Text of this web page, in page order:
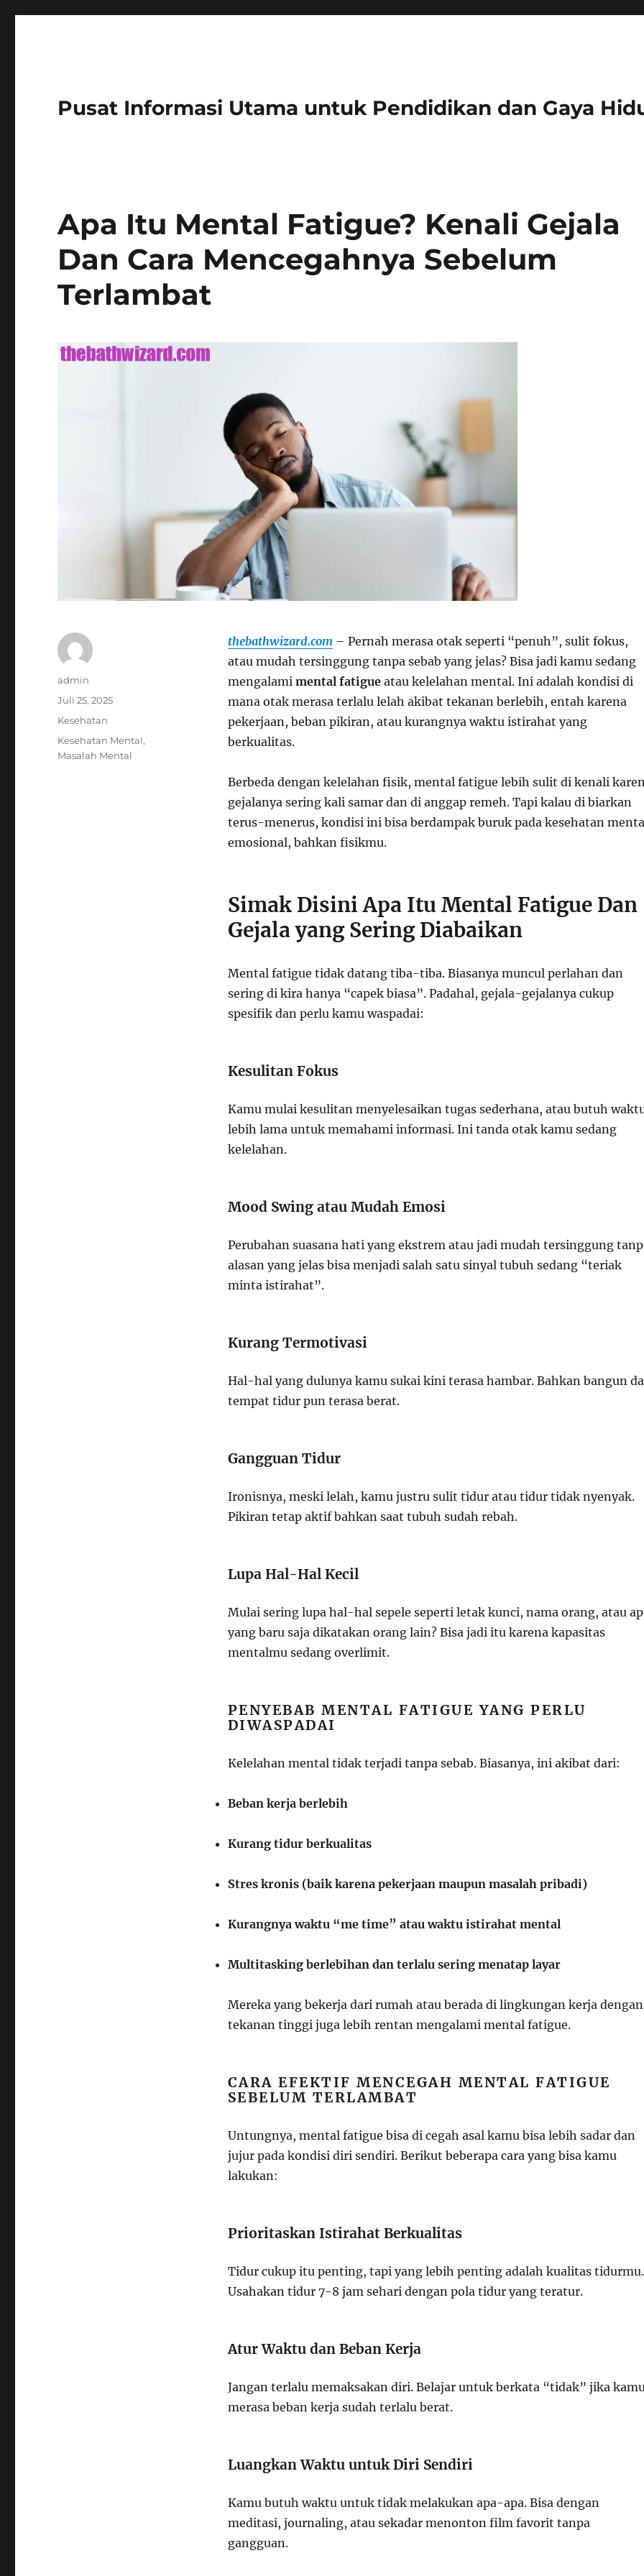
Pusat Informasi Utama untuk Pendidikan dan Gaya
Apa Itu Mental Fatigue? Kenali Gejala
Dan Cara Mencegahnya Sebelum
Terlambat
thebathwizard.com– Pernah merasa otak seperti “penuh”, sulit fokus,
atau mudah tersinggung tanpa sebab yang jelas? Bisa jadi kamu sedang
mengalami mental fatigueatau kelelahan mental. Ini adalah kondisi di
mana otak merasa terlalu lelah akibat tekanan berlebih, entah karena
pekerjaan, beban pikiran, atau kurangnya waktu istirahat yang
berkualitas.
Berbeda dengan kelelahan fisik, mental fatigue lebih sulit di kenali
gejalanya sering kali samar dan di anggap remeh. Tapi kalau di biarkan
terus-menerus, kondisi ini bisa berdampak buruk pada kesehatan
emosional, bahkan fisikmu.
Simak Disini Apa Itu Mental Fatigue Dan
Gejala yang Sering Diabaikan
Mental fatigue tidak datang tiba-tiba. Biasanya muncul perlahan dan
sering di kira hanya “capek biasa”. Padahal, gejala-gejalanya cukup
spesifik dan perlu kamu waspadai:
Kesulitan Fokus
Kamu mulai kesulitan menyelesaikan tugas sederhana, atau butuh
lebih lama untuk memahami informasi. Ini tanda otak kamu sedang
kelelahan.
Mood Swing atau Mudah Emosi
Perubahan suasana hati yang ekstrem atau jadi mudah tersinggung
alasan yang jelas bisa menjadi salah satu sinyal tubuh sedang “teriak
minta istirahat”.
Kurang Termotivasi
Hal-hal yang dulunya kamu sukai kini terasa hambar. Bahkan bangun
tempat tidur pun terasa berat.
Gangguan Tidur
Ironisnya, meski lelah, kamu justru sulit tidur atau tidur tidak nyenyak.
Pikiran tetap aktif bahkan saat tubuh sudah rebah.
Lupa Hal-Hal Kecil
Mulai sering lupa hal-hal sepele seperti letak kunci, nama orang, atau
yang baru saja dikatakan orang lain? Bisa jadi itu karena kapasitas
mentalmu sedang overlimit.
PENYEBAB MENTAL FATIGUE YANG PERLU
DIWASPADAI
Kelelahan mental tidak terjadi tanpa sebab. Biasanya, ini akibat dari:
Beban kerja berlebih
Kurang tidur berkualitas
Stres kronis (baik karena pekerjaan maupun masalah pribadi)
Kurangnya waktu “me time” atau waktu istirahat mental
Multitasking berlebihan dan terlalu sering menatap layar
Mereka yang bekerja dari rumah atau berada di lingkungan kerja dengan
tekanan tinggi juga lebih rentan mengalami mental fatigue.
CARA EFEKTIF MENCEGAH MENTAL FATIGUE
SEBELUM TERLAMBAT
Untungnya, mental fatigue bisa di cegah asal kamu bisa lebih sadar dan
jujur pada kondisi diri sendiri. Berikut beberapa cara yang bisa kamu
lakukan:
Prioritaskan Istirahat Berkualitas
Tidur cukup itu penting, tapi yang lebih penting adalah kualitas tidurmu.
Usahakan tidur 7-8 jam sehari dengan pola tidur yang teratur.
Atur Waktu dan Beban Kerja
Jangan terlalu memaksakan diri. Belajar untuk berkata “tidak” jika
merasa beban kerja sudah terlalu berat.
Luangkan Waktu untuk Diri Sendiri
Kamu butuh waktu untuk tidak melakukan apa-apa. Bisa dengan
meditasi, journaling, atau sekadar menonton film favorit tanpa
gangguan.
Author
admin
Posted
Juli 25, 2025
Categories
Kesehatan
Tags
Kesehatan Mental,
Masalah Mental